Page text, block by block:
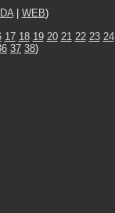
| WEB)
17 18 19 20 21 22 23 24
37 38)